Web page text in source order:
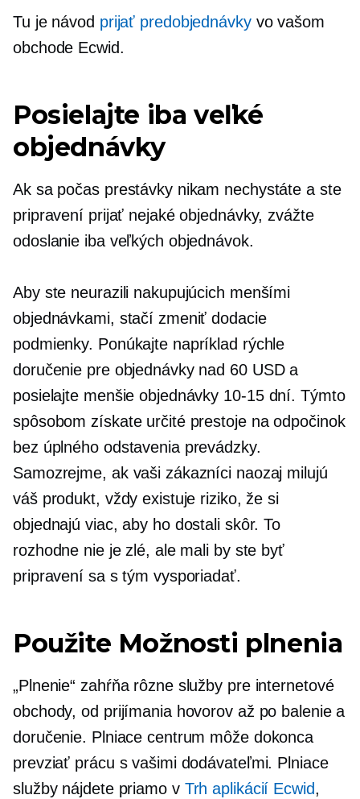
Tu je návod prijať predobjednávkyvo vašom
obchode Ecwid.
Posielajte iba veľké
objednávky
Ak sa počas prestávky nikam nechystáte a ste
pripravení prijať nejaké objednávky, zvážte
odoslanie iba veľkých objednávok.
Aby ste neurazili nakupujúcich menšími
objednávkami, stačí zmeniť dodacie
podmienky. Ponúkajte napríklad rýchle
doručenie pre objednávky nad 60 USD a
posielajte menšie objednávky 10-15dní. Týmto
spôsobom získate určité prestoje na odpočinok
bez úplného odstavenia prevádzky.
Samozrejme, ak vaši zákazníci naozaj milujú
váš produkt, vždy existuje riziko, že si
objednajú viac, aby ho dostali skôr. To
rozhodne nie je zlé, ale mali by ste byť
pripravení sa s tým vysporiadať.
Použite Možnosti plnenia
„Plnenie“ zahŕňa rôzne služby pre internetové
obchody, od prijímania hovorov až po balenie a
doručenie. Plniace centrum môže dokonca
prevziať prácu s vašimi dodávateľmi. Plniace
služby nájdete priamo v Trh aplikácií Ecwid,